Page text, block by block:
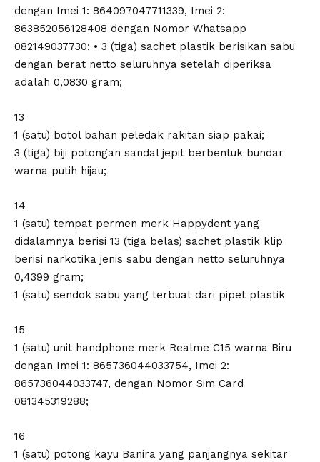
dengan Imei 1: 864097047711339, Imei 2:
863852056128408 dengan Nomor Whatsapp
082149037730; • 3 (tiga) sachet plastik berisikan sabu
dengan berat netto seluruhnya setelah diperiksa
adalah 0,0830 gram;
13
1 (satu) botol bahan peledak rakitan siap pakai;
3 (tiga) biji potongan sandal jepit berbentuk bundar
warna putih hijau;
14
1 (satu) tempat permen merk Happydent yang
didalamnya berisi 13 (tiga belas) sachet plastik klip
berisi narkotika jenis sabu dengan netto seluruhnya
0,4399 gram;
1 (satu) sendok sabu yang terbuat dari pipet plastik
15
1 (satu) unit handphone merk Realme C15 warna Biru
dengan Imei 1: 865736044033754, Imei 2:
865736044033747, dengan Nomor Sim Card
081345319288;
16
1 (satu) potong kayu Banira yang panjangnya sekitar